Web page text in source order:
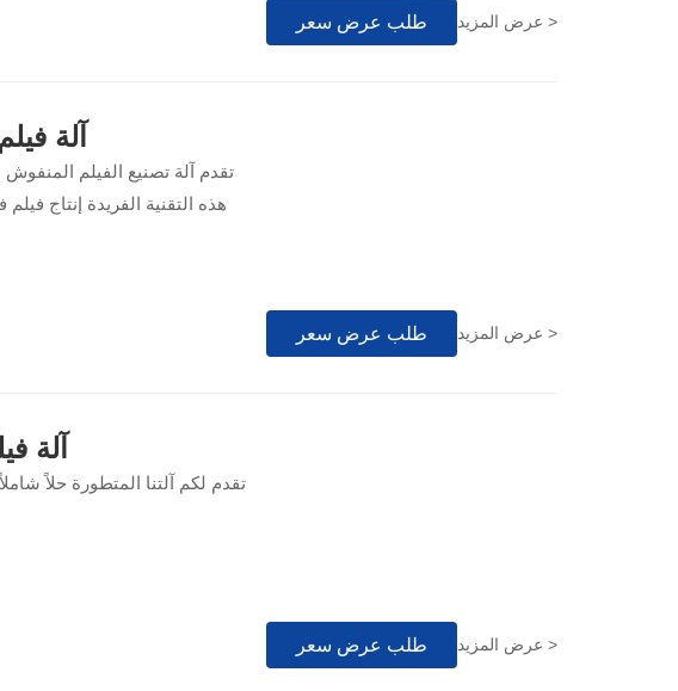
طلب عرض سعر عرض المزيد >
آلة
تقدم آلة تصنيع الفيلم المنفوش
هذه التقنية الفريدة إنتاج
طلب عرض سعر عرض المزيد >
آلة
تقدم لكم آلتنا المتطورة حلاً
طلب عرض سعر عرض المزيد >